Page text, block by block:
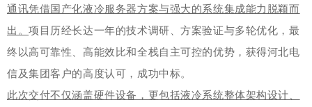
通讯凭借国产化液冷服务器方案与强大的系统集成能力脱颖而
出。项目历经长达一年的技术调研、方案验证与多轮优化，最
终以高可靠性、高能效比和全栈自主可控的优势，获得河北电
信及集团客户的高度认可，成功中标。
此次交付不仅涵盖硬件设备，更包括液冷系统整体架构设计、